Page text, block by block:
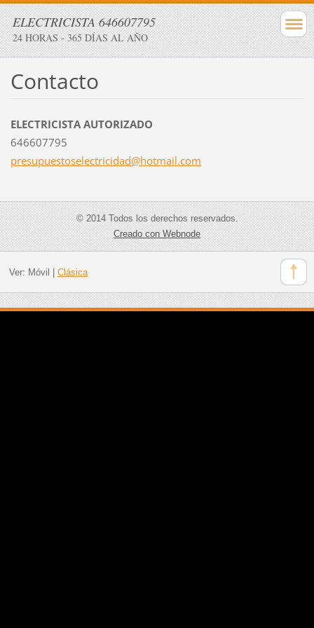
ELECTRICISTA 646607795
24 HORAS - 365 DÍAS AL AÑO
Contacto
ELECTRICISTA AUTORIZADO
646607795
presupuestoselectricidad@hotmail.com
© 2014 Todos los derechos reservados.
Creado con Webnode
Ver: Móvil Clásica